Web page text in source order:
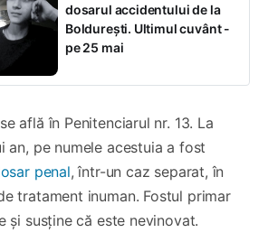
dosarul accidentului de la
Boldurești. Ultimul cuvânt -
pe 25 mai
află în Penitenciarul nr. 13. La
an, pe numele acestuia a fost
penal, într-un caz separat, în
tratament inuman. Fostul primar
și susține că este nevinovat.